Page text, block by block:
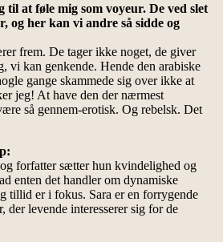
at føle mig som voyeur. De ved slet
og her kan vi andre så sidde og
frem. De tager ikke noget, de giver
vi kan genkende. Hende den arabiske
gange skammede sig over ikke at
jeg! At have den der nærmest
så gennem-erotisk. Og rebelsk. Det
forfatter sætter hun kvindelighed og
enten det handler om dynamiske
tillid er i fokus. Sara er en forrygende
der levende interesserer sig for de